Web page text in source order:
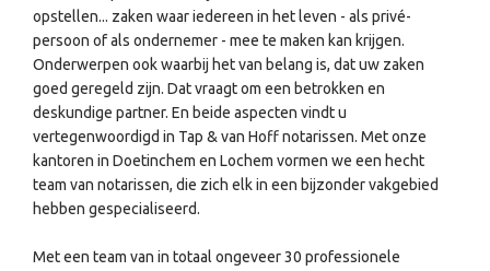
opstellen... zaken waar iedereen in het leven - als privé-
persoon of als ondernemer - mee te maken kan krijgen.
Onderwerpen ook waarbij het van belang is, dat uw zaken
goed geregeld zijn. Dat vraagt om een betrokken en
deskundige partner. En beide aspecten vindt u
vertegenwoordigd in Tap & van Hoff notarissen. Met onze
kantoren in Doetinchem en Lochem vormen we een hecht
team van notarissen, die zich elk in een bijzonder vakgebied
hebben gespecialiseerd.
Met een team van in totaal ongeveer 30 professionele